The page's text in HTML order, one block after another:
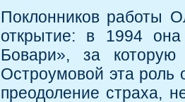
Поклонников работы
открытие: в 1994
Бовари», за
Остроумовой эта роль
преодоление страха,